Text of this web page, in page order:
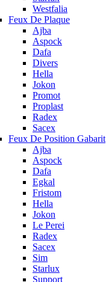
Westfalia
Feux De Plaque
Ajba
Aspock
Dafa
Divers
Hella
Jokon
Promot
Proplast
Radex
Sacex
Feux De Position Gabarit
Ajba
Aspock
Dafa
Egkal
Fristom
Hella
Jokon
Le Perei
Radex
Sacex
Sim
Starlux
Support